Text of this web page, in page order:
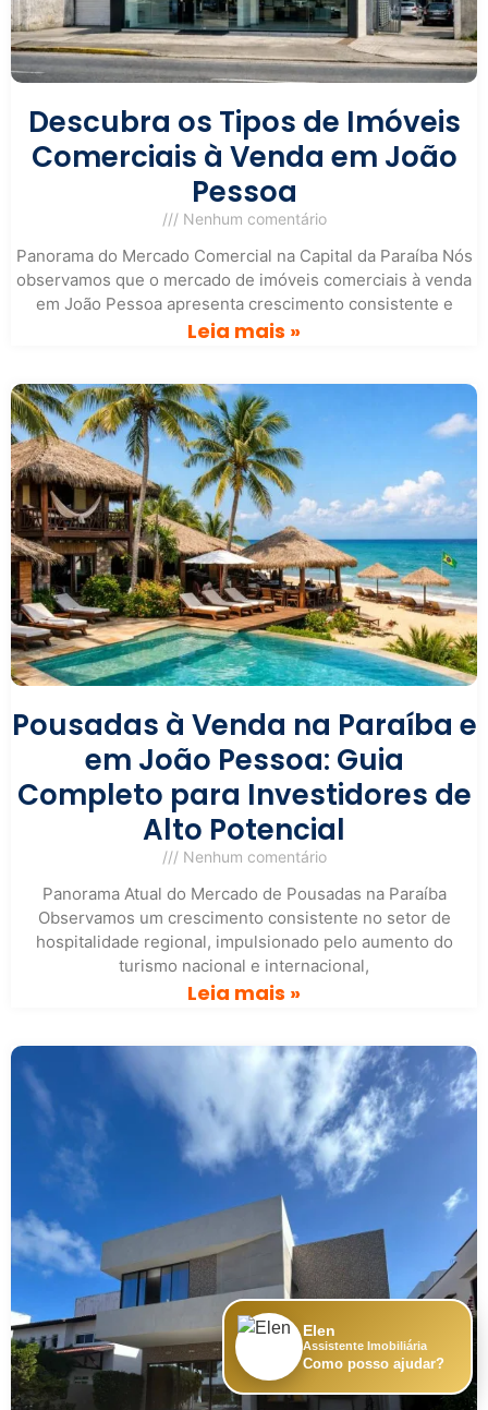
Descubra os Tipos de Imóveis
Comerciais à Venda em João
Pessoa
Nenhum comentário
Panorama do Mercado Comercial na Capital da Paraíba Nós
observamos que o mercado de imóveis comerciais à venda
em João Pessoa apresenta crescimento consistente e
Leia mais »
Pousadas à Venda na Paraíba e
em João Pessoa: Guia
Completo para Investidores de
Alto Potencial
Nenhum comentário
Panorama Atual do Mercado de Pousadas na Paraíba
Observamos um crescimento consistente no setor de
hospitalidade regional, impulsionado pelo aumento do
turismo nacional e internacional,
Leia mais »
Elen
Assistente Imobiliária
Como posso ajudar?